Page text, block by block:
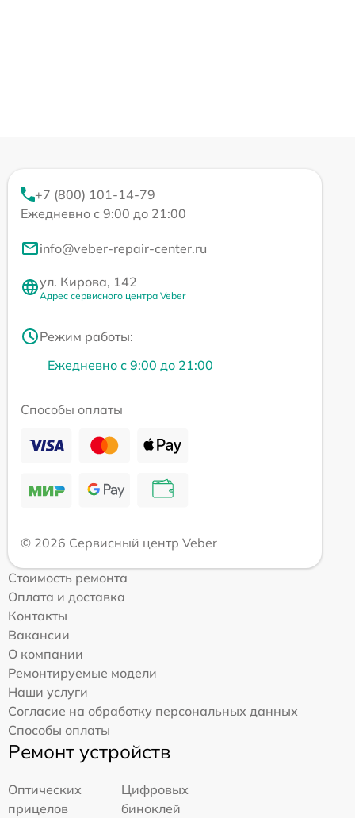
+7 (800) 101-14-79
Ежедневно с 9:00 до 21:00
info@veber-repair-center.ru
ул. Кирова, 142
Адрес сервисного центра Veber
Режим работы:
Ежедневно с 9:00 до 21:00
Способы оплаты
© 2026 Сервисный центр Veber
Стоимость ремонта
Оплата и доставка
Контакты
Вакансии
О компании
Ремонтируемые модели
Наши услуги
Согласие на обработку персональных данных
Способы оплаты
Ремонт устройств
Оптических
прицелов
Цифровых
биноклей